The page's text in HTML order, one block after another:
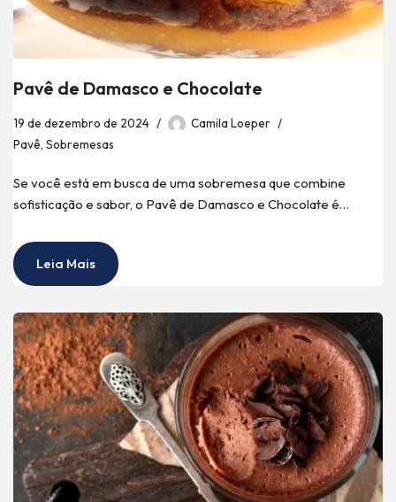
Pavê de Damasco e Chocolate
19 de dezembro de 2024
Camila Loeper
Pavê, Sobremesas
Se você está em busca de uma sobremesa que combine
sofisticação e sabor, o Pavê de Damasco e Chocolate é…
Leia Mais